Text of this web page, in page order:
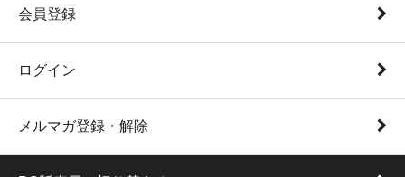
会員登録
ログイン
メルマガ登録・解除